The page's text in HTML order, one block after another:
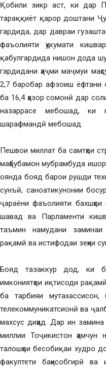
Қобили зикр аст, ки дар
тараққиёт қарор доштани
гардида, дар давраи
фаъолияти ҳукумати
қабулгардида нишон дода
гардидани ҳаҷми маҷмуи
2,7 баробар афзоиш ёфтани
ба 16,4 ҳазор сомонӣ дар
назаррасе мебошад,
шарафмандӣ мебошад.
Пешвои миллат ба самтҳои
маҳбубамон мубрамбуда
оянда бояд барои рушди
сунъӣ, саноатикунонии
ҷараёни фаъолияти
шавад ва Парламенти
таъмин намудани заминаи
рақамӣ ва истифодаи зеҳни
Бояд тазаккур дод, ки
имкониятҳои иқтисоди
ба тарбияи мутахассисон,
телекоммуникатсионӣ ва
махсус диҳад. Дар ин
миллии Тоҷикистон ҳамчун
талошҳои бесобиқаи худро
факултети баҳисобгирӣ